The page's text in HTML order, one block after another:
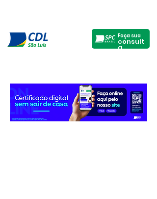
Faça sua
consult
a